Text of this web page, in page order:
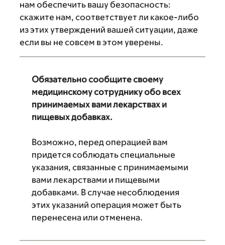
нам обеспечить вашу безопасность:
скажите нам, соответствует ли какое-либо
из этих утверждений вашей ситуации, даже
если вы не совсем в этом уверены.
Обязательно сообщите своему
медицинскому сотруднику обо всех
принимаемых вами лекарствах и
пищевых добавках.
Возможно, перед операцией вам
придется соблюдать специальные
указания, связанные с принимаемыми
вами лекарствами и пищевыми
добавками. В случае несоблюдения
этих указаний операция может быть
перенесена или отменена.